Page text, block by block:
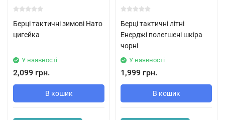
Берці тактичні зимові Нато
цигейка
У наявності
2,099 грн.
В кошик
Берці тактичні літні
Енерджі полегшені шкіра
чорні
У наявності
1,999 грн.
В кошик